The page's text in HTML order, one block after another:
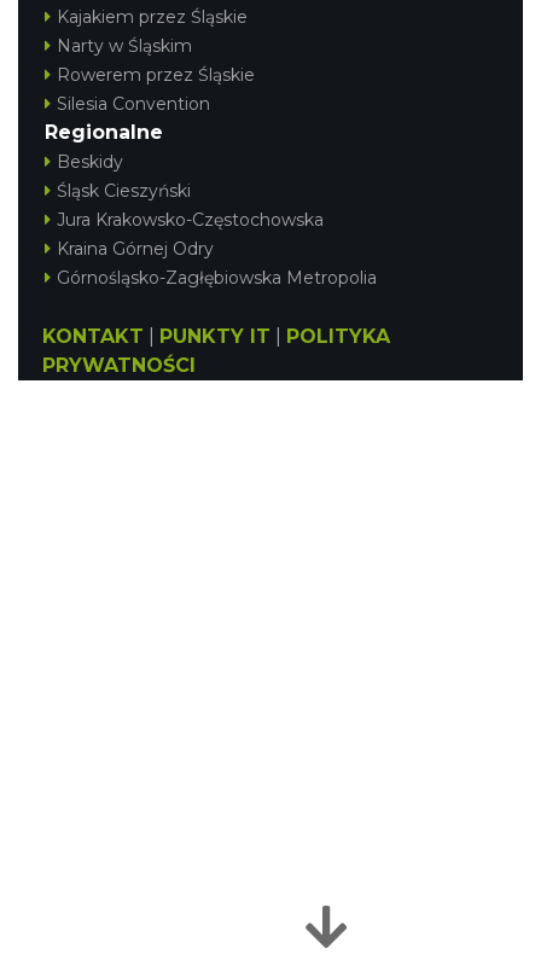
Kajakiem przez Śląskie
Narty w Śląskim
Rowerem przez Śląskie
Silesia Convention
Regionalne
Beskidy
Śląsk Cieszyński
Jura Krakowsko-Częstochowska
Kraina Górnej Odry
Górnośląsko-Zagłębiowska Metropolia
KONTAKT PUNKTY IT
POLITYKA
PRYWATNOŚCI